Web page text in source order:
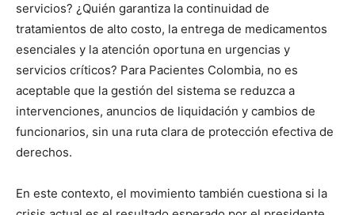
servicios? ¿Quién garantiza la continuidad de
tratamientos de alto costo, la entrega de medicamentos
esenciales y la atención oportuna en urgencias y
servicios críticos? Para Pacientes Colombia, no es
aceptable que la gestión del sistema se reduzca a
intervenciones, anuncios de liquidación y cambios de
funcionarios, sin una ruta clara de protección efectiva de
derechos.
En este contexto, el movimiento también cuestiona si la